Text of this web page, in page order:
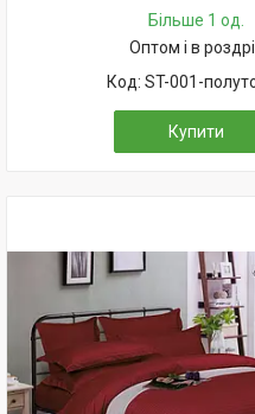
Більше 1 од.
Оптом і в
ST-001-
Купити